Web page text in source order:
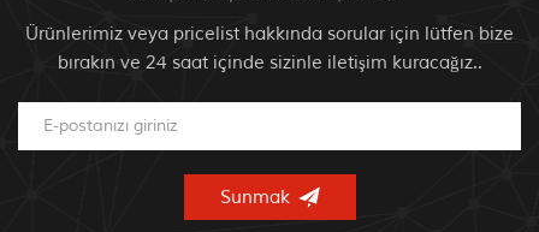
Ürünlerimiz veya pricelist hakkında sorular için lütfen bize
bırakın ve 24 saat içinde sizinle iletişim kuracağız..